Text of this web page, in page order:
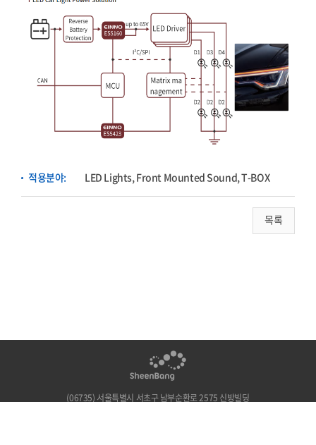
적용분야: LED Lights, Front Mounted Sound, T-BOX
목록
(06735) 서울특별시 서초구 남부순환로 2575 신방빌딩